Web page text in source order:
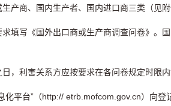
产商、国内生产者、国内进口商三类（见
填写《国外出口商或生产商调查问卷》
，利害关系方应按要求在各问卷规定时限
化平台”（http:// etrb.mofcom.gov.cn）向